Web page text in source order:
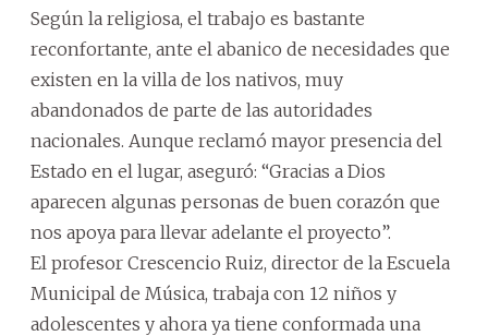
Según la religiosa, el trabajo es bastante
reconfortante, ante el abanico de necesidades que
existen en la villa de los nativos, muy
abandonados de parte de las autoridades
nacionales. Aunque reclamó mayor presencia del
Estado en el lugar, aseguró: “Gracias a Dios
aparecen algunas personas de buen corazón que
nos apoya para llevar adelante el proyecto”.
El profesor Crescencio Ruiz, director de la Escuela
Municipal de Música, trabaja con 12 niños y
adolescentes y ahora ya tiene conformada una